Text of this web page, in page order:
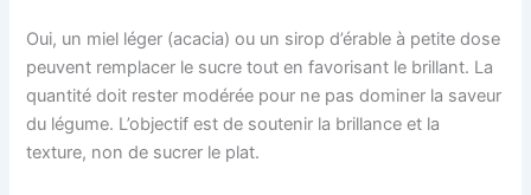
Oui, un miel léger (acacia) ou un sirop d’érable à petite dose
peuvent remplacer le sucre tout en favorisant le brillant. La
quantité doit rester modérée pour ne pas dominer la saveur
du légume. L’objectif est de soutenir la brillance et la
texture, non de sucrer le plat.